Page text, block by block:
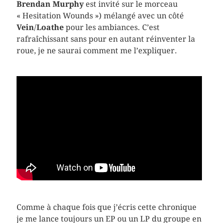
Brendan Murphyest invité sur le morceau
« Hesitation Wounds ») mélangé avec un côté
Vein/Loathepour les ambiances. C’est
rafraîchissant sans pour en autant réinventer la
roue, je ne saurai comment me l’expliquer.
Comme à chaque fois que j’écris cette chronique
je me lance toujours un EP ou un LP du groupe en